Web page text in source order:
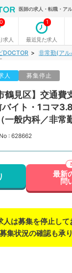
医師の求人・転職・ア
求人
0
最近見た求人
1
DOCTOR 非常勤(アル
人 募集停止
鶴見区】交通
バイト・1コマ
般内科／非常
: 628662
最新
問
人は募集を停止して
集状況の確認も承り